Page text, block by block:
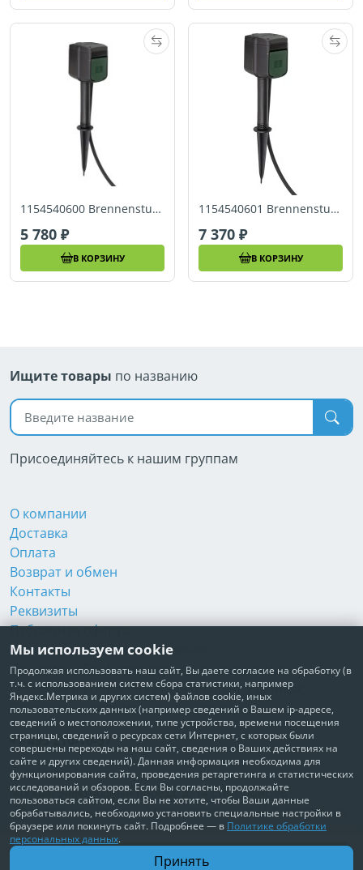
1154540600 Brennenstuhl удлинитель садовый WI-FI, 2 розетки, кабель 3м. IP44
5 780
В КОРЗИНУ
1154540601 Brennenstuhl Cадовый удлинитель Socket Outlet with Earth Rod на 2 роз, 10 м, IP44
7 370
В КОРЗИНУ
В корзину
Ищите товары по названию
Поиск по названию
Присоединяйтесь к нашим группам
О компании
Доставка
Оплата
Возврат и обмен
Контакты
Реквизиты
Публичная оферта
Пользовательское соглашение
Политика обработки персональных данных
Согласие на обработку персональных данных
Согласие на рекламные рассылки
+7 495 210-10-57
© Забота о Вас.ру
Москва, Электродный проезд, д. 14 стр.1 офис 18
ИП Максимова Татьяна Александровна · ИНН 772006379720
Мы используем cookie
Продолжая использовать наш сайт, Вы даете согласие на обработку (в
т.ч. с использованием систем сбора статистики, например
Яндекс.Метрика и других систем) файлов cookie, иных
пользовательских данных (например сведений о Вашем ip-адресе,
сведений о местоположении, типе устройства, времени посещения
страницы, сведений о ресурсах сети Интернет, с которых были
совершены переходы на наш сайт, сведения о Ваших действиях на
сайте и других сведений). Данная информация необходима для
функционирования сайта, проведения ретаргетинга и статистических
исследований и обзоров. Если Вы согласны, продолжайте
пользоваться сайтом, если Вы не хотите, чтобы Ваши данные
обрабатывались, необходимо установить специальные настройки в
браузере или покинуть сайт. Подробнее — в Политике обработки
персональных данных.
Принять